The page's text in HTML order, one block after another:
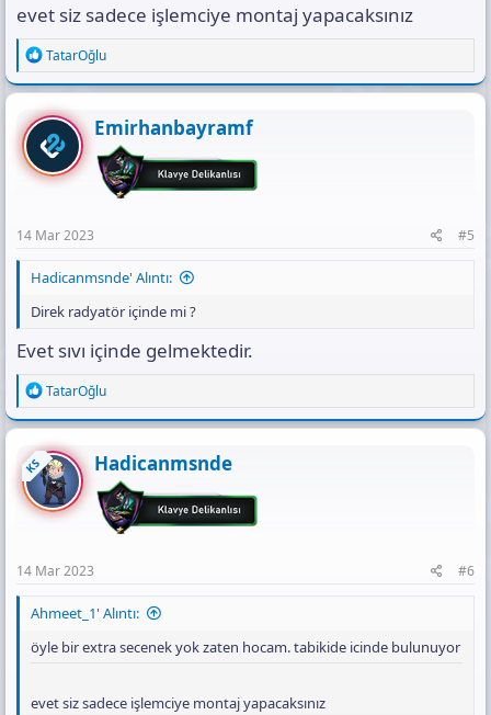
evet siz sadece işlemciye montaj yapacaksınız
R
e
a
c
t
i
o
n
TatarOğlu
Emirhanbayramf
14 Mar 2023 #5
Hadicanmsnde' Alıntı:
Direk radyatör içinde mi ?
Evet sıvı içinde gelmektedir.
R
e
a
c
t
i
o
n
TatarOğlu
KS Hadicanmsnde
14 Mar 2023 #6
Ahmeet_1' Alıntı:
öyle bir extra secenek yok zaten hocam. tabikide icinde bulunuyor
evet siz sadece işlemciye montaj yapacaksınız